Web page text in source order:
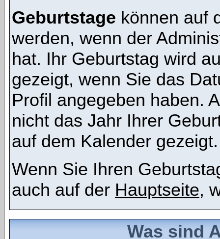
Geburtstage können auf
werden, wenn der
hat. Ihr Geburtstag wird
gezeigt, wenn Sie das
Profil angegeben haben.
nicht das Jahr Ihrer
auf dem Kalender gezeigt.
Wenn Sie Ihren
auch auf der Hauptseite,
Was sind